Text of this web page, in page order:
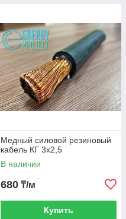
Медный силовой резиновый
кабель КГ 3х2,5
В наличии
680 ₸/м
Купить